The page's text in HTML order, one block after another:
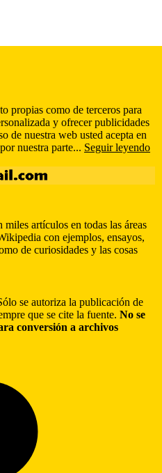
propias como de terceros para
y ofrecer publicidades
de nuestra web usted acepta en
nuestra parte... Seguir leyendo
artículos en todas las áreas
con ejemplos, ensayos,
de curiosidades y las cosas
se autoriza la publicación de
que se cite la fuente. No se
conversión a archivos